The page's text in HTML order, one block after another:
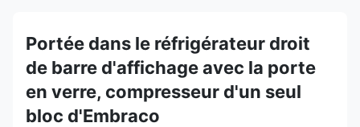
Portée dans le réfrigérateur droit
de barre d'affichage avec la porte
en verre, compresseur d'un seul
bloc d'Embraco